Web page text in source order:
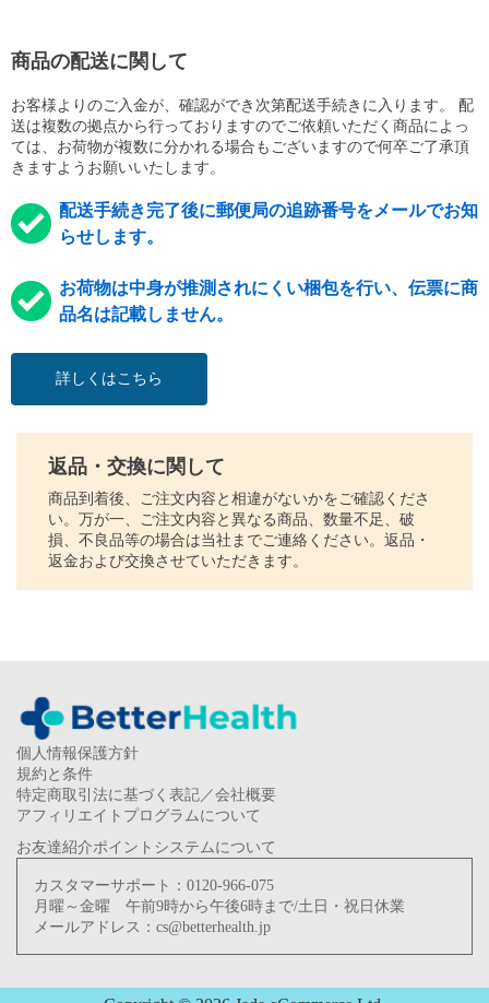
商品の配送に関して
お客様よりのご入金が、確認ができ次第配送手続きに入ります。 配
送は複数の拠点から行っておりますのでご依頼いただく商品によっ
ては、お荷物が複数に分かれる場合もございますので何卒ご了承頂
きますようお願いいたします。
配送手続き完了後に郵便局の追跡番号をメールでお知
らせします。
お荷物は中身が推測されにくい梱包を行い、伝票に商
品名は記載しません。
詳しくはこちら
返品・交換に関して
商品到着後、ご注文内容と相違がないかをご確認くださ
い。万が一、ご注文内容と異なる商品、数量不足、破
損、不良品等の場合は当社までご連絡ください。返品・
返金および交換させていただきます。
個人情報保護方針
規約と条件
特定商取引法に基づく表記／会社概要
アフィリエイトプログラムについて
お友達紹介ポイントシステムについて
カスタマーサポート： 0120-966-075
月曜～金曜 午前9時から午後6時まで/土日・祝日休業
メールアドレス： cs@betterhealth.jp